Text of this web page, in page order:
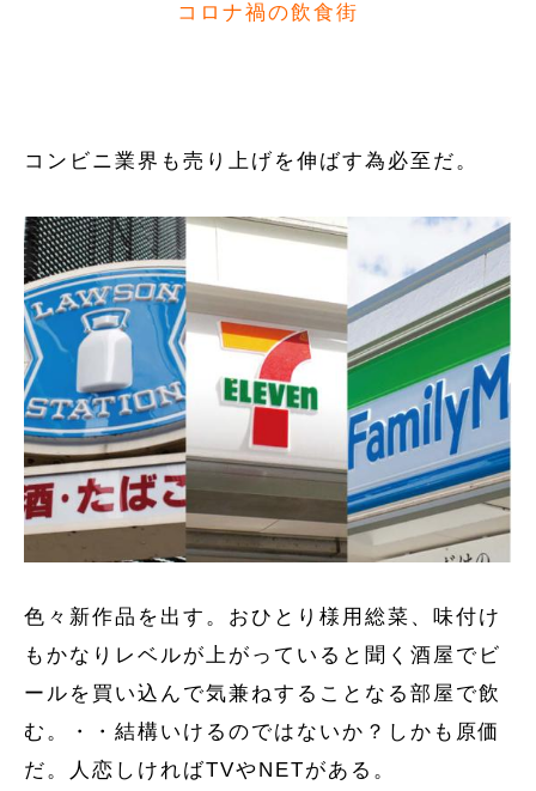
コロナ禍の飲食街
コンビニ業界も売り上げを伸ばす為必至だ。
色々新作品を出す。おひとり様用総菜、味付け
もかなりレベルが上がっていると聞く酒屋でビ
ールを買い込んで気兼ねすることなる部屋で飲
む。・・結構いけるのではないか？しかも原価
だ。人恋しければTVやNETがある。